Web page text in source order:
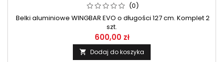
(0)
Belki aluminiowe WINGBAR EVO o długości 127 cm. Komplet 2
szt.
600,00 zł
 Dodaj do koszyka